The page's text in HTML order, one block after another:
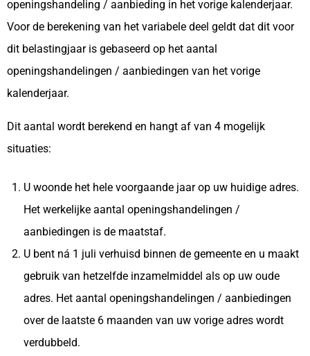
openingshandeling / aanbieding in het vorige kalenderjaar.
Voor de berekening van het variabele deel geldt dat dit voor
dit belastingjaar is gebaseerd op het aantal
openingshandelingen / aanbiedingen van het vorige
kalenderjaar.
Dit aantal wordt berekend en hangt af van 4 mogelijk
situaties:
U woonde het hele voorgaande jaar op uw huidige adres.
Het werkelijke aantal openingshandelingen /
aanbiedingen is de maatstaf.
U bent ná 1 juli verhuisd binnen de gemeente en u maakt
gebruik van hetzelfde inzamelmiddel als op uw oude
adres. Het aantal openingshandelingen / aanbiedingen
over de laatste 6 maanden van uw vorige adres wordt
verdubbeld.